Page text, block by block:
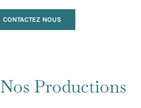
CONTACTEZ NOUS
Nos Productions